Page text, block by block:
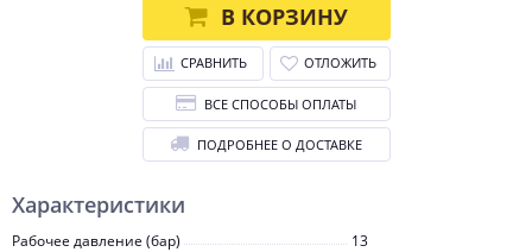
Характеристики
Рабочее давление (бар)
13
В КОРЗИНУ
СРАВНИТЬ ОТЛОЖИТЬ
ВСЕ СПОСОБЫ ОПЛАТЫ
ПОДРОБНЕЕ О ДОСТАВКЕ